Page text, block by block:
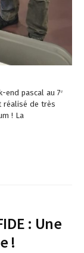
end pascal au 7ᵉ
réalisé de très
! La
: Une
!